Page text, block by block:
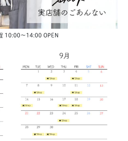
10:00〜14:00 OPEN